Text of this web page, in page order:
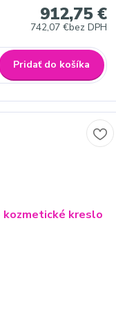
912,75 €
742,07 €bez DPH
Pridať do košíka